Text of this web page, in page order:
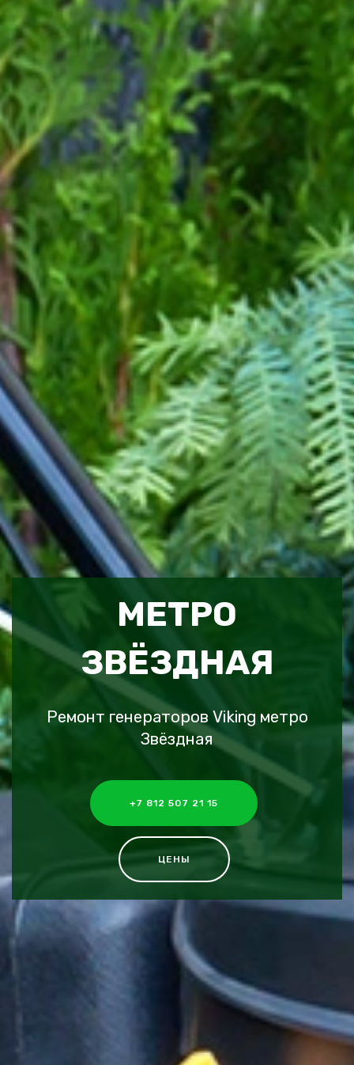
МЕТРО
ЗВЁЗДНАЯ
Ремонт генераторов Viking метро
Звёздная
+7 812 507 21 15
ЦЕНЫ